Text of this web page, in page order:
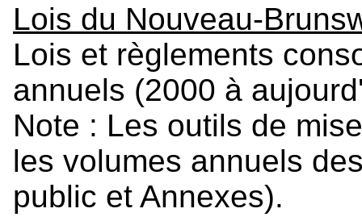
Lois du Nouveau-
Lois et règlements
annuels (2000 à
Note : Les outils de
les volumes annuels
public et Annexes).